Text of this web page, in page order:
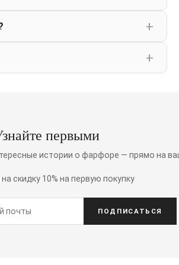
первыми
истории о фарфоре — прямо на
скидку 10% на первую покупку
ПОДПИСАТЬСЯ